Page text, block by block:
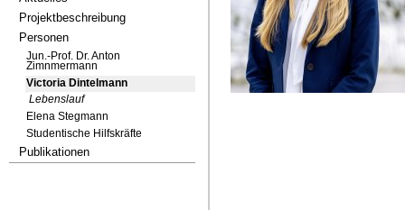
Projektbeschreibung
Personen
Jun.-Prof. Dr. Anton
Zimnmermann
Victoria Dintelmann
Lebenslauf
Elena Stegmann
Studentische Hilfskräfte
Publikationen